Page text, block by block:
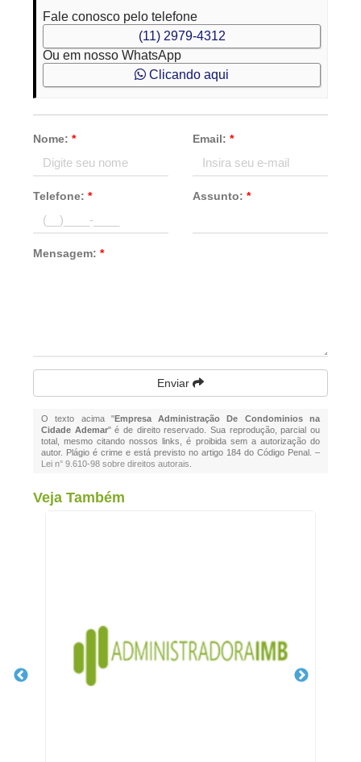
Fale conosco pelo telefone
(11) 2979-4312
Ou em nosso WhatsApp
Clicando aqui
Nome:* Email: *
Telefone:* Assunto: *
Mensagem:*
Enviar
O texto acima "Empresa Administração De Condominios na
Cidade Ademar" é de direito reservado. Sua reprodução, parcial ou
total, mesmo citando nossos links, é proibida sem a autorização do
autor. Plágio é crime e está previsto no artigo 184 do Código Penal. –
Lei n° 9.610-98 sobre direitos autorais
Veja Também